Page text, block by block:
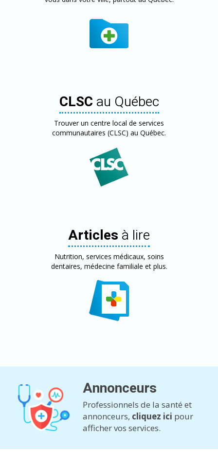
CLSC au Québec
Trouver un centre local de services
communautaires (CLSC) au Québec.
Articles à lire
Nutrition, services médicaux, soins
dentaires, médecine familiale et plus.
Annonceurs
Professionnels de la santé et
annonceurs, cliquez ici pour
afficher vos services.